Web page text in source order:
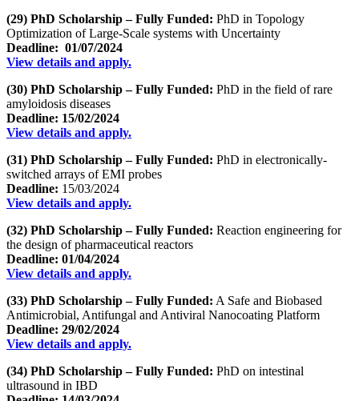
(29) PhD Scholarship – Fully Funded: PhD in Topology
Optimization of Large-Scale systems with Uncertainty
Deadline: 01/07/2024
View details and apply.
(30) PhD Scholarship – Fully Funded: PhD in the field of rare
amyloidosis diseases
Deadline: 15/02/2024
View details and apply.
(31) PhD Scholarship – Fully Funded: PhD in electronically-
switched arrays of EMI probes
Deadline: 15/03/2024
View details and apply.
(32) PhD Scholarship – Fully Funded: Reaction engineering for
the design of pharmaceutical reactors
Deadline: 01/04/2024
View details and apply.
(33) PhD Scholarship – Fully Funded: A Safe and Biobased
Antimicrobial, Antifungal and Antiviral Nanocoating Platform
Deadline: 29/02/2024
View details and apply.
(34) PhD Scholarship – Fully Funded: PhD on intestinal
ultrasound in IBD